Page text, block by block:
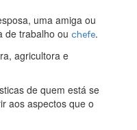
uma amiga ou
de trabalho ou chefe.
agricultora e
de quem está se
aos aspectos que o